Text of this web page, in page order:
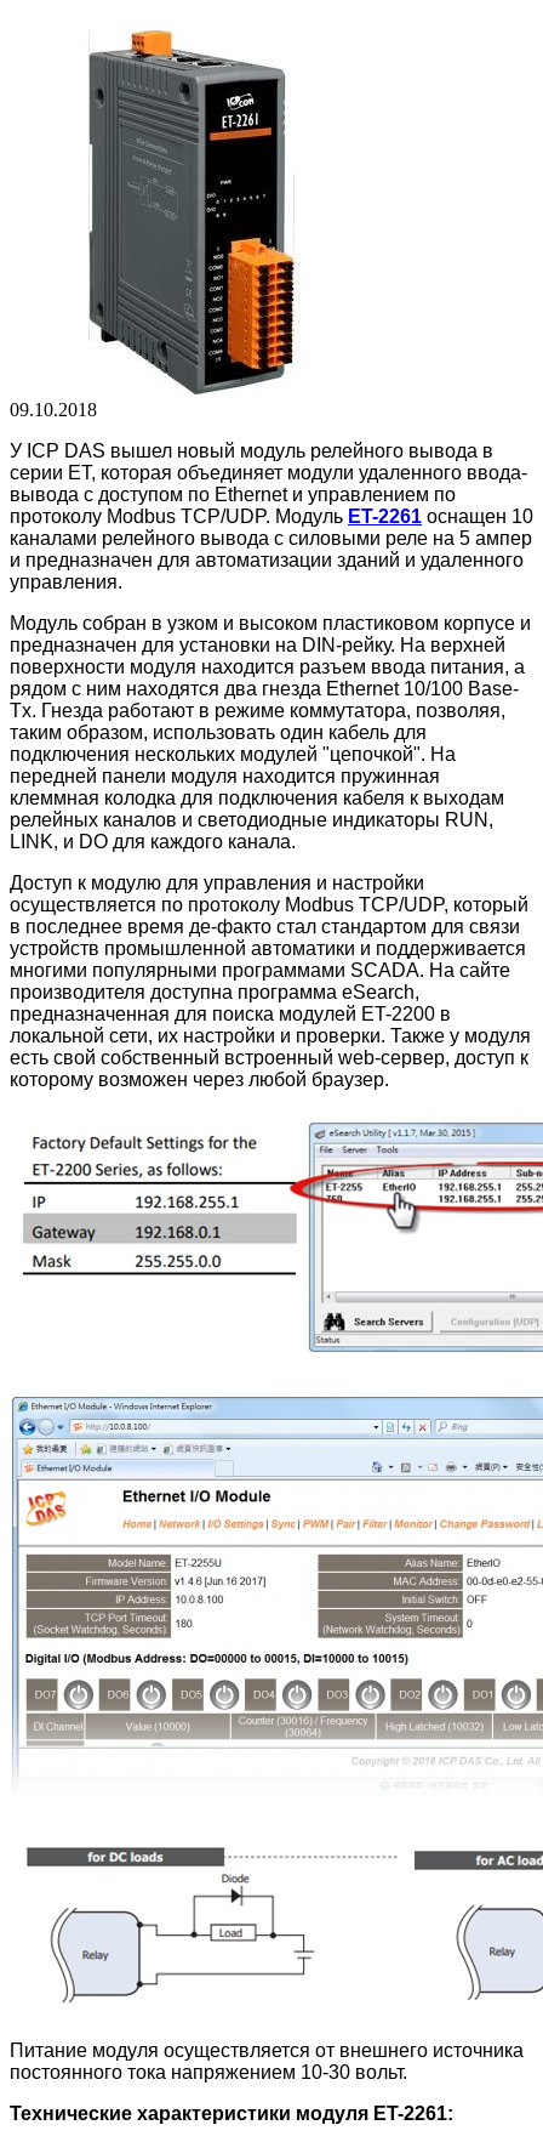
09.10.2018
У ICP DAS вышел новый модуль релейного вывода в
серии ET, которая объединяет модули удаленного ввода-
вывода с доступом по Ethernet и управлением по
протоколу Modbus TCP/UDP. Модуль ET-2261 оснащен 10
каналами релейного вывода с силовыми реле на 5 ампер
и предназначен для автоматизации зданий и удаленного
управления.
Модуль собран в узком и высоком пластиковом корпусе и
предназначен для установки на DIN-рейку. На верхней
поверхности модуля находится разъем ввода питания, а
рядом с ним находятся два гнезда Ethernet 10/100 Base-
Tx. Гнезда работают в режиме коммутатора, позволяя,
таким образом, использовать один кабель для
подключения нескольких модулей "цепочкой". На
передней панели модуля находится пружинная
клеммная колодка для подключения кабеля к выходам
релейных каналов и светодиодные индикаторы RUN,
LINK, и DO для каждого канала.
Доступ к модулю для управления и настройки
осуществляется по протоколу Modbus TCP/UDP, который
в последнее время де-факто стал стандартом для связи
устройств промышленной автоматики и поддерживается
многими популярными программами SCADA. На сайте
производителя доступна программа eSearch,
предназначенная для поиска модулей ET-2200 в
локальной сети, их настройки и проверки. Также у модуля
есть свой собственный встроенный web-сервер, доступ к
которому возможен через любой браузер.
Питание модуля осуществляется от внешнего источника
постоянного тока напряжением 10-30 вольт.
Технические характеристики модуля ET-2261: